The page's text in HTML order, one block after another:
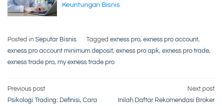
Keuntungan Bisnis
Posted in Seputar Bisnis Tagged exness pro, exness pro account,
exness pro account minimum deposit, exness pro apk, exness pro trade,
exness trade pro, my exness trade pro
Post
Previous post
Psikologi Trading: Definisi, Cara
Next post
Inilah Daftar Rekomendasi Broker